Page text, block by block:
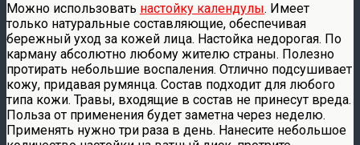
Можно использовать настойку календулы. Имеет
только натуральные составляющие, обеспечивая
бережный уход за кожей лица. Настойка недорогая. По
карману абсолютно любому жителю страны. Полезно
протирать небольшие воспаления. Отлично подсушивает
кожу, придавая румянца. Состав подходит для любого
типа кожи. Травы, входящие в состав не принесут вреда.
Польза от применения будет заметна через неделю.
Применять нужно три раза в день. Нанесите небольшое